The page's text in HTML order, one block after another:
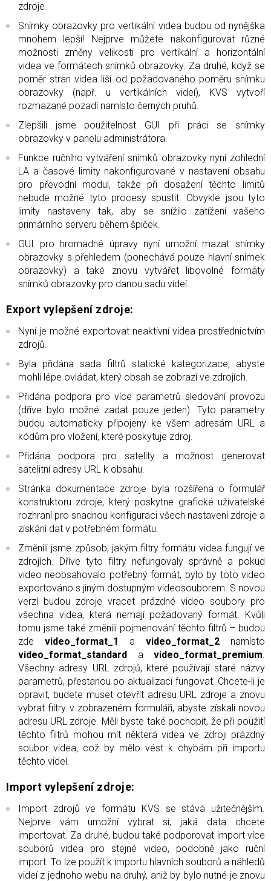
zdroje.
Snímky obrazovky pro vertikální videa budou od nynějška
mnohem lepší! Nejprve můžete nakonfigurovat různé
možnosti změny velikosti pro vertikální a horizontální
videa ve formátech snímků obrazovky. Za druhé, když se
poměr stran videa liší od požadovaného poměru snímku
obrazovky (např. u vertikálních videí), KVS vytvoří
rozmazané pozadí namísto černých pruhů.
Zlepšili jsme použitelnost GUI při práci se snímky
obrazovky v panelu administrátora.
Funkce ručního vytváření snímků obrazovky nyní zohlední
LA a časové limity nakonfigurované v nastavení obsahu
pro převodní modul, takže při dosažení těchto limitů
nebude možné tyto procesy spustit. Obvykle jsou tyto
limity nastaveny tak, aby se snížilo zatížení vašeho
primárního serveru během špiček.
GUI pro hromadné úpravy nyní umožní mazat snímky
obrazovky s přehledem (ponechává pouze hlavní snímek
obrazovky) a také znovu vytvářet libovolné formáty
snímků obrazovky pro danou sadu videí.
Export vylepšení zdroje:
Nyní je možné exportovat neaktivní videa prostřednictvím
zdrojů.
Byla přidána sada filtrů statické kategorizace, abyste
mohli lépe ovládat, který obsah se zobrazí ve zdrojích.
Přidána podpora pro více parametrů sledování provozu
(dříve bylo možné zadat pouze jeden). Tyto parametry
budou automaticky připojeny ke všem adresám URL a
kódům pro vložení, které poskytuje zdroj.
Přidána podpora pro satelity a možnost generovat
satelitní adresy URL k obsahu.
Stránka dokumentace zdroje byla rozšířena o formulář
konstruktoru zdroje, který poskytne grafické uživatelské
rozhraní pro snadnou konfiguraci všech nastavení zdroje a
získání dat v potřebném formátu.
Změnili jsme způsob, jakým filtry formátu videa fungují ve
zdrojích. Dříve tyto filtry nefungovaly správně a pokud
video neobsahovalo potřebný formát, bylo by toto video
exportováno s jiným dostupným videosouborem. S novou
verzí budou zdroje vracet prázdné video soubory pro
všechna videa, která nemají požadovaný formát. Kvůli
tomu jsme také změnili pojmenování těchto filtrů – budou
zde video_format_1 a video_format_2 namísto
video_format_standard a video_format_premium.
Všechny adresy URL zdrojů, které používají staré názvy
parametrů, přestanou po aktualizaci fungovat. Chcete-li je
opravit, budete muset otevřít adresu URL zdroje a znovu
vybrat filtry v zobrazeném formuláři, abyste získali novou
adresu URL zdroje. Měli byste také pochopit, že při použití
těchto filtrů mohou mít některá videa ve zdroji prázdný
soubor videa, což by mělo vést k chybám při importu
těchto videí.
Import vylepšení zdroje:
Import zdrojů ve formátu KVS se stává užitečnějším.
Nejprve vám umožní vybrat si, jaká data chcete
importovat. Za druhé, budou také podporovat import více
souborů videa pro stejné video, podobně jako ruční
import. To lze použít k importu hlavních souborů a náhledů
videí z jednoho webu na druhý, aniž by bylo nutné je znovu